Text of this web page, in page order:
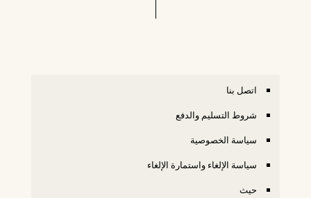
اتصل بنا
شروط التسليم والدفع
سياسة الخصوصية
سياسة الإلغاء واستمارة الإلغاء
حيث